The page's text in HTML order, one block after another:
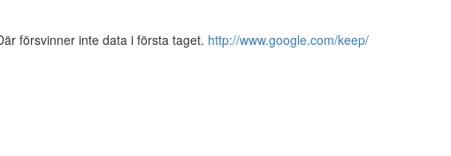
försvinner inte data i första taget. http://www.google.com/keep/